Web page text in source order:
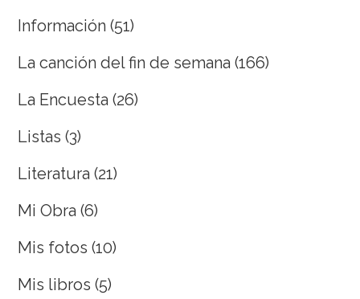
Información (51)
La canción del fin de semana (166)
La Encuesta (26)
Listas (3)
Literatura (21)
Mi Obra (6)
Mis fotos (10)
Mis libros (5)